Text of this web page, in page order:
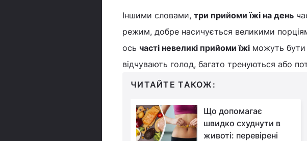
Іншими словами, три прийоми їжі на день
режим, добре насичується великими
ось часті невеликі прийоми їжі можуть бути
відчувають голод, багато тренуються або
ЧИТАЙТЕ ТАКОЖ:
Що допомагає
швидко схуднути в
животі: перевірені